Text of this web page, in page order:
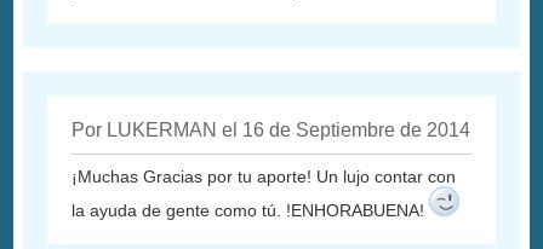
Por LUKERMAN el 16 de Septiembre de 2014
¡Muchas Gracias por tu aporte! Un lujo contar con
la ayuda de gente como tú. !ENHORABUENA!